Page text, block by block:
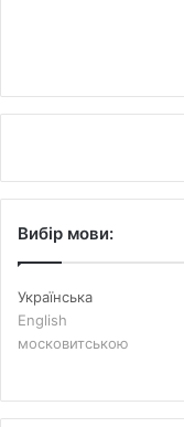
Вибір мови:
Українська
English
московитською